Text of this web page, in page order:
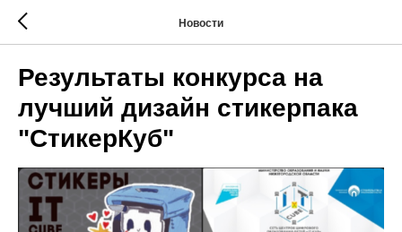
Новости
Результаты конкурса на
лучший дизайн стикерпака
"СтикерКуб"